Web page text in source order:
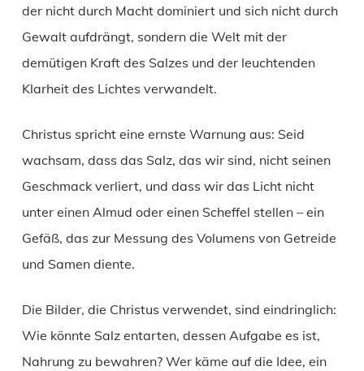
der nicht durch Macht dominiert und sich nicht durch
Gewalt aufdrängt, sondern die Welt mit der
demütigen Kraft des Salzes und der leuchtenden
Klarheit des Lichtes verwandelt.
Christus spricht eine ernste Warnung aus: Seid
wachsam, dass das Salz, das wir sind, nicht seinen
Geschmack verliert, und dass wir das Licht nicht
unter einen Almud oder einen Scheffel stellen – ein
Gefäß, das zur Messung des Volumens von Getreide
und Samen diente.
Die Bilder, die Christus verwendet, sind eindringlich:
Wie könnte Salz entarten, dessen Aufgabe es ist,
Nahrung zu bewahren? Wer käme auf die Idee, ein